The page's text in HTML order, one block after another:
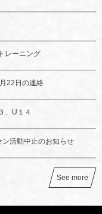
レーニング
22日の連絡
、U１４
活動中止のお知らせ
See more